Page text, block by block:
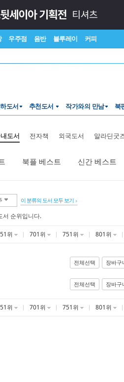
우주점 음반 블루레이 커피
도서 추천도서 작가와의 만남 북
도서 전자책 외국도서 알라딘굿
북플 베스트 신간 베스트
이 분류의 도서 모두 보기
서 순위입니다.
위 701위 751위 801위
전체선택 장바구
전체선택 장바구
위 701위 751위 801위